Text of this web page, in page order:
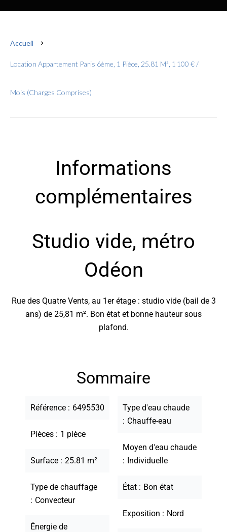
Accueil
Location Appartement Paris 6ème, 1 Pièce, 25.81 M², 1 100 € /
Mois (Charges Comprises)
Informations
complémentaires
Studio vide, métro
Odéon
Rue des Quatre Vents, au 1er étage : studio vide (bail de 3
ans) de 25,81 m². Bon état et bonne hauteur sous
plafond.
Sommaire
Référence 6495530
Pièces 1 pièce
Surface 25.81 m²
Type de chauffage
Convecteur
Énergie de
Type d'eau chaude
Chauffe-eau
Moyen d'eau chaude
Individuelle
État Bon état
Exposition Nord